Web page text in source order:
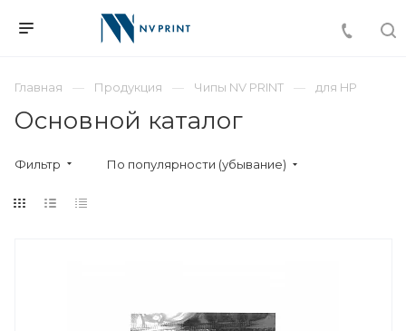
Главная Продукция Чипы NV PRINT для HP
Основной каталог
Фильтр По популярности (убывание)